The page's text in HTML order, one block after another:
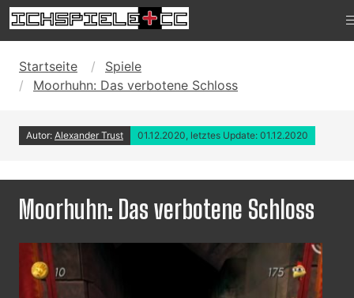
Startseite
Spiele
Moorhuhn: Das verbotene Schloss
Autor: Alexander Trust 01.12.2020, letztes Update: 01.12.2020
Moorhuhn: Das verbotene Schloss